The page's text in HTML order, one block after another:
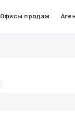
Офисы продаж